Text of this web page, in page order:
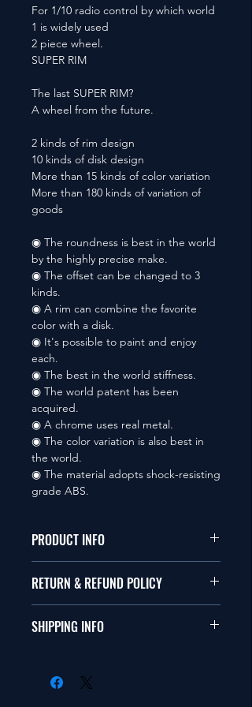
For 1/10 radio control by which world
1 is widely used
2 piece wheel.
SUPER RIM
The last SUPER RIM?
A wheel from the future.
2 kinds of rim design
10 kinds of disk design
More than 15 kinds of color variation
More than 180 kinds of variation of
goods
◉ The roundness is best in the world
by the highly precise make.
◉ The offset can be changed to 3
kinds.
◉ A rim can combine the favorite
color with a disk.
◉ It's possible to paint and enjoy
each.
◉ The best in the world stiffness.
◉ The world patent has been
acquired.
◉ A chrome uses real metal.
◉ The color variation is also best in
the world.
◉ The material adopts shock-resisting
grade ABS.
PRODUCT INFO
本品は1/10サイズのラジオコント
This items fit in with 1/10 sizes of
RETURN & REFUND POLICY
商品に明らかな欠陥がないかぎり
isn't accepted in goods.
SHIPPING INFO
します。海外への出荷は入金確認